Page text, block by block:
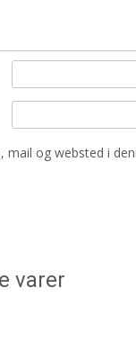
mail og websted i
varer